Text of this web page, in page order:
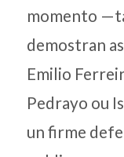
momento
demostran
Emilio
Pedrayo ou
un firme